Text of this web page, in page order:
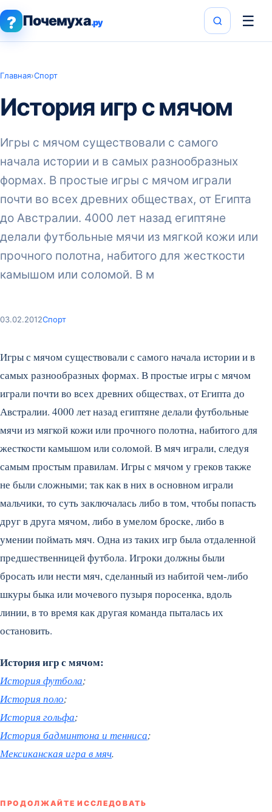
? Почемуха.ру ☰
Главная›Спорт
История игр с мячом
Игры с мячом существовали с самого
начала истории и в самых разнообразных
формах. В простые игры с мячом играли
почти во всех древних обществах, от Египта
до Австралии. 4000 лет назад египтяне
делали футбольные мячи из мягкой кожи или
прочного полотна, набитого для жесткости
камышом или соломой. В м
03.02.2012Спорт
Игры с мячом существовали с самого начала истории и в
самых разнообразных формах. В простые игры с мячом
играли почти во всех древних обществах, от Египта до
Австралии. 4000 лет назад египтяне делали футбольные
мячи из мягкой кожи или прочного полотна, набитого для
жесткости камышом или соломой. В мяч играли, следуя
самым простым правилам. Игры с мячом у греков также
не были сложными; так как в них в основном играли
мальчики, то суть заключалась либо в том, чтобы попасть
друг в друга мячом, либо в умелом броске, либо в
умении поймать мяч. Одна из таких игр была отдаленной
предшественницей футбола. Игроки должны были
бросать или нести мяч, сделанный из набитой чем-либо
шкуры быка или мочевого пузыря поросенка, вдоль
линии, в то время как другая команда пыталась их
остановить.
История игр с мячом:
История футбола;
История поло;
История гольфа;
История бадминтона и тенниса;
Мексиканская игра в мяч.
ПРОДОЛЖАЙТЕ ИССЛЕДОВАТЬ